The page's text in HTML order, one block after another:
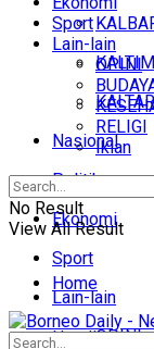
KALTIM
Nasional
Politik
Ekonomi
Sport
Lain-lain
OPINI
Sport
Lain-lain
OPINI
RELIGI
Iklan
No Result
View All Result
Home
Headline